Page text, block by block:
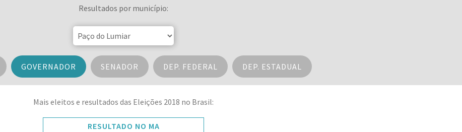
Resultados por município:
GOVERNADOR SENADOR DEP. FEDERAL DEP. ESTADUAL
Mais eleitos e resultados das Eleições 2018 no Brasil:
RESULTADO NO MA